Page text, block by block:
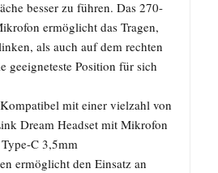
besser zu führen. Das 270-
ermöglicht das Tragen,
als auch auf dem rechten
geeigneteste Position für sich
mit einer vielzahl von
Dream Headset mit Mikrofon
C 3,5mm
ermöglicht den Einsatz an